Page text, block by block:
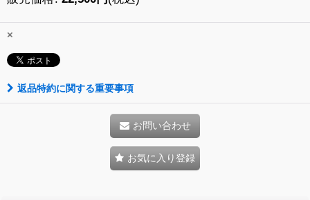
×
返品特約に関する重要事項
お問い合わせ
お気に入り登録